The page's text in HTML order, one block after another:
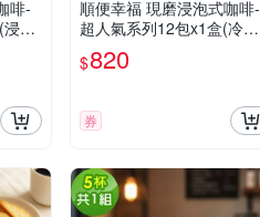
啡-
泡
順便幸福 現磨浸泡式咖啡-
超人氣系列12包x1盒(冷泡
沖泡 茶包)
$820
券